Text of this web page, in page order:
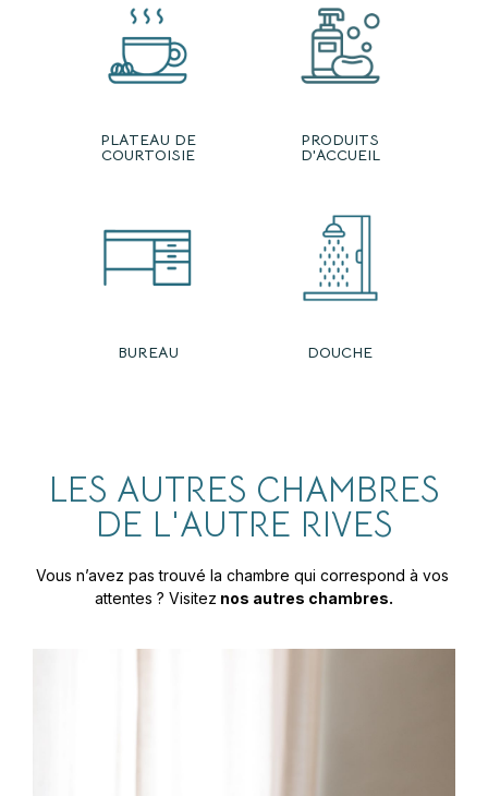
PLATEAU DE
COURTOISIE
PRODUITS
D'ACCUEIL
BUREAU DOUCHE
LES AUTRES CHAMBRES
DE L'AUTRE RIVES
Vous n’avez pas trouvé la chambre qui correspond à vos
attentes ? Visitez nos autres chambres.